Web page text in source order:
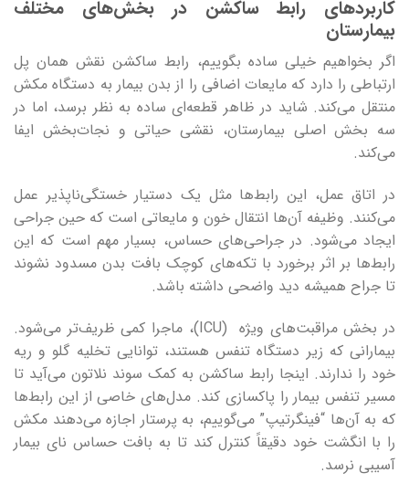
کاربردهای رابط ساکشن در بخش‌های مختلف
بیمارستان
اگر بخواهیم خیلی ساده بگوییم، رابط ساکشن نقش همان پل
ارتباطی را دارد که مایعات اضافی را از بدن بیمار به دستگاه مکش
منتقل می‌کند. شاید در ظاهر قطعه‌ای ساده به نظر برسد، اما در
سه بخش اصلی بیمارستان، نقشی حیاتی و نجات‌بخش ایفا
می‌کند.
در اتاق عمل، این رابط‌ها مثل یک دستیار خستگی‌ناپذیر عمل
می‌کنند. وظیفه آن‌ها انتقال خون و مایعاتی است که حین جراحی
ایجاد می‌شود. در جراحی‌های حساس، بسیار مهم است که این
رابط‌ها بر اثر برخورد با تکه‌های کوچک بافت بدن مسدود نشوند
تا جراح همیشه دید واضحی داشته باشد.
در بخش مراقبت‌های ویژه (ICU)، ماجرا کمی ظریف‌تر می‌شود.
بیمارانی که زیر دستگاه تنفس هستند، توانایی تخلیه گلو و ریه
خود را ندارند. اینجا رابط ساکشن به کمک سوند نلاتون می‌آید تا
مسیر تنفس بیمار را پاکسازی کند. مدل‌های خاصی از این رابط‌ها
که به آن‌ها “فینگرتیپ” می‌گوییم، به پرستار اجازه می‌دهند مکش
را با انگشت خود دقیقاً کنترل کند تا به بافت حساس نای بیمار
آسیبی نرسد.